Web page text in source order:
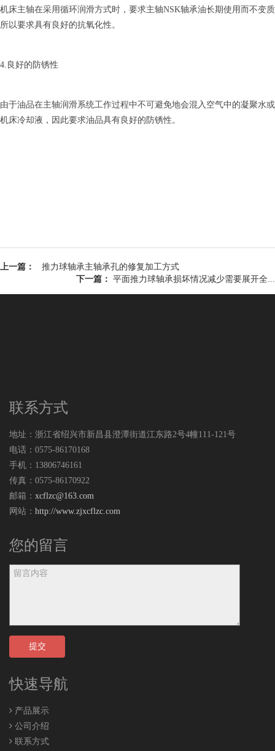
机床主轴在采用循环润滑方式时，要求主轴NSK轴承油长期使用而不变质
所以要求具有良好的抗氧化性。
4.良好的防锈性
由于油品在主轴润滑系统工作过程中不可避免地会混入空气中的凝聚水或
机床冷却液，因此要求油品具有良好的防锈性。
上一篇：
推力球轴承主轴承孔的修复加工方式
下一篇： 平面推力球轴承损坏情况减少需要展开全...
联系方式
地址：浙江省绍兴市新昌县澄潭街道江东路2号4幢111-121号
电话：0575-86170168
手机：13806746161
传真：0575-86170922
邮箱： xcflzc@163.com
网站： http://www.zjxcflzc.com
您的留言
提交
快速导航
产品展示
公司介绍
联系方式